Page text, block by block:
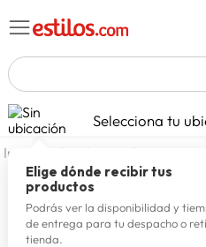
TÉRMINOS MÁS BUSCADOS
1. zapatillas mujer
2. celulares
3. zapatillas hombre
4. moda
Selecciona tu
Elige dónde recibir tus
productos
Podrás ver la disponibilidad y
de entrega para tu despacho o
tienda.
decohogar decoracion
FAMILIA
Familia Maceta